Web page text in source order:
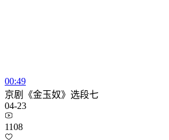
00:49
京剧《金玉奴》选段七
04-23
1108